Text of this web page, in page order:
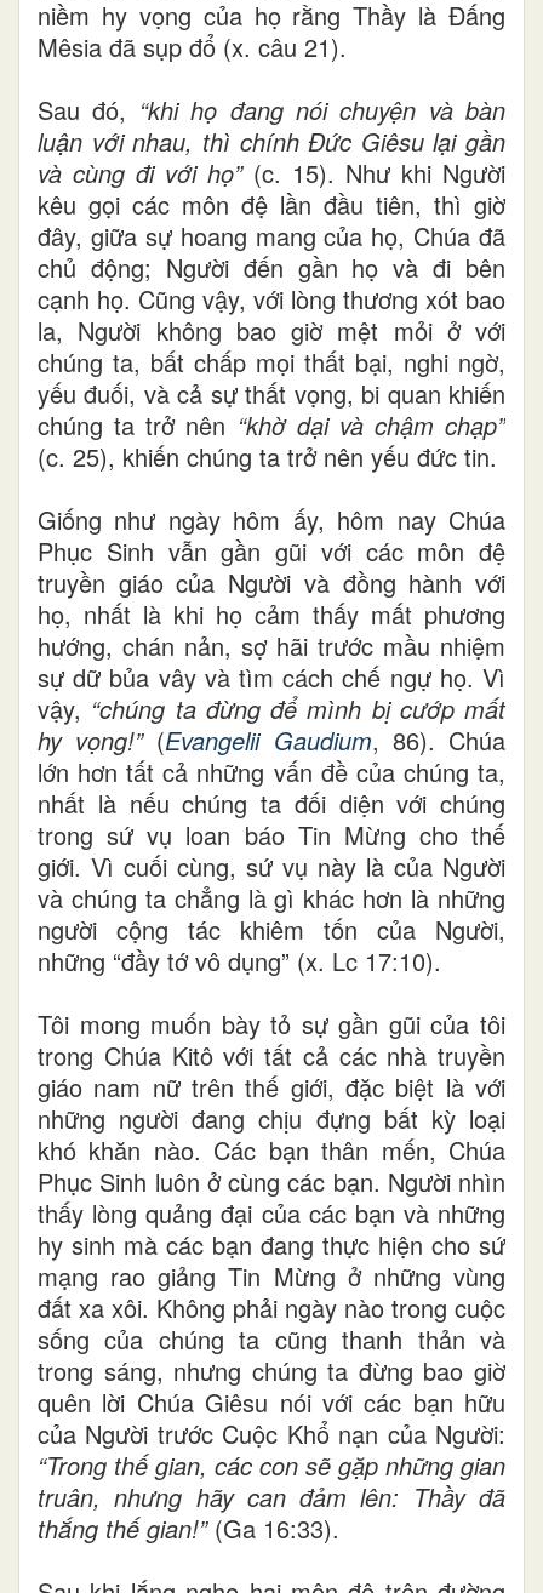
niềm hy vọng của họ rằng Thầy là Đấng
Mêsia đã sụp đổ (x. câu 21).
Sau đó, “khi họ đang nói chuyện và bàn
luận với nhau, thì chính Đức Giêsu lại gần
và cùng đi với họ”(c. 15). Như khi Người
kêu gọi các môn đệ lần đầu tiên, thì giờ
đây, giữa sự hoang mang của họ, Chúa đã
chủ động; Người đến gần họ và đi bên
cạnh họ. Cũng vậy, với lòng thương xót bao
la, Người không bao giờ mệt mỏi ở với
chúng ta, bất chấp mọi thất bại, nghi ngờ,
yếu đuối, và cả sự thất vọng, bi quan khiến
chúng ta trở nên “khờ dại và chậm chạp”
(c. 25), khiến chúng ta trở nên yếu đức tin.
Giống như ngày hôm ấy, hôm nay Chúa
Phục Sinh vẫn gần gũi với các môn đệ
truyền giáo của Người và đồng hành với
họ, nhất là khi họ cảm thấy mất phương
hướng, chán nản, sợ hãi trước mầu nhiệm
sự dữ bủa vây và tìm cách chế ngự họ. Vì
vậy, “chúng ta đừng để mình bị cướp mất
hy vọng!”(Evangelii Gaudium, 86). Chúa
lớn hơn tất cả những vấn đề của chúng ta,
nhất là nếu chúng ta đối diện với chúng
trong sứ vụ loan báo Tin Mừng cho thế
giới. Vì cuối cùng, sứ vụ này là của Người
và chúng ta chẳng là gì khác hơn là những
người cộng tác khiêm tốn của Người,
những “đầy tớ vô dụng” (x. Lc 17:10).
Tôi mong muốn bày tỏ sự gần gũi của tôi
trong Chúa Kitô với tất cả các nhà truyền
giáo nam nữ trên thế giới, đặc biệt là với
những người đang chịu đựng bất kỳ loại
khó khăn nào. Các bạn thân mến, Chúa
Phục Sinh luôn ở cùng các bạn. Người nhìn
thấy lòng quảng đại của các bạn và những
hy sinh mà các bạn đang thực hiện cho sứ
mạng rao giảng Tin Mừng ở những vùng
đất xa xôi. Không phải ngày nào trong cuộc
sống của chúng ta cũng thanh thản và
trong sáng, nhưng chúng ta đừng bao giờ
quên lời Chúa Giêsu nói với các bạn hữu
của Người trước Cuộc Khổ nạn của Người:
“Trong thế gian, các con sẽ gặp những gian
truân, nhưng hãy can đảm lên: Thầy đã
thắng thế gian!” (Ga 16:33).